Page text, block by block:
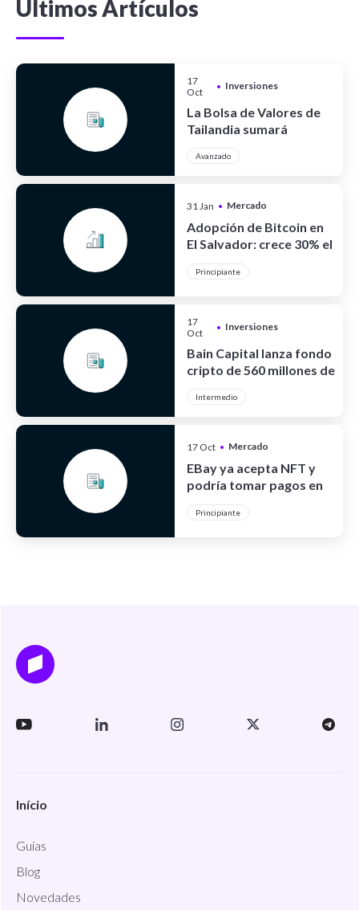
Últimos Artículos
17
Oct
• Inversiones
La Bolsa de Valores de
Tailandia sumará
Avanzado
31 Jan • Mercado
Adopción de Bitcoin en
El Salvador: crece 30% el
Principiante
17
Oct
• Inversiones
Bain Capital lanza fondo
cripto de 560 millones de
Intermedio
17 Oct • Mercado
EBay ya acepta NFT y
podría tomar pagos en
Principiante
Início
Guías
Blog
Novedades